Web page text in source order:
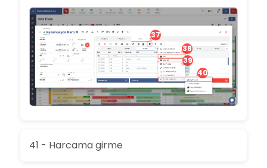
37
38
39
40
41 - Harcama girme